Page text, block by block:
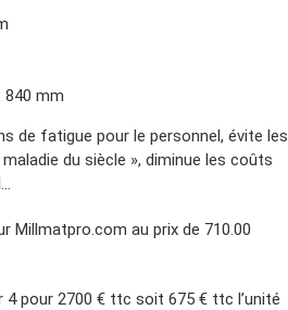
840 mm
de fatigue pour le personnel, évite les
du siècle », diminue les coûts
Millmatpro.com au prix de 710.00
pour 2700 € ttc soit 675 € ttc l’unité